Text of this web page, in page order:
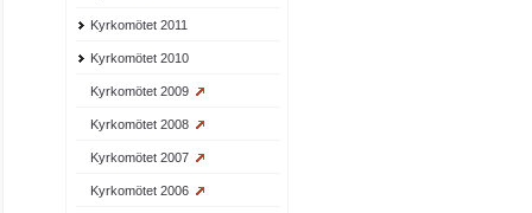
Kyrkomötet 2011
Kyrkomötet 2010
Kyrkomötet 2009
Kyrkomötet 2008
Kyrkomötet 2007
Kyrkomötet 2006